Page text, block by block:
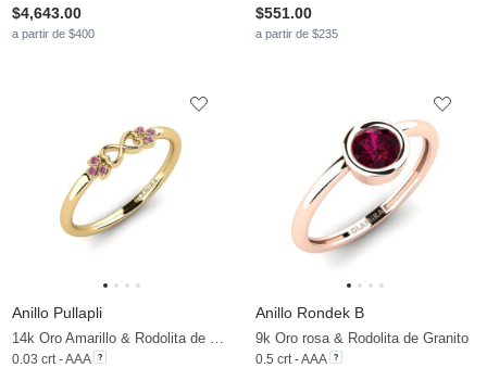
$4,643.00
a partir de $400
$551.00
a partir de $235
Anillo Pullapli
0.03 crt - AAA
Anillo Rondek B
9k Oro rosa & Rodolita de Granito
0.5 crt - AAA